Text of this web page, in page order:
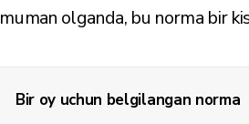
olganda, bu norma bir
Bir oy uchun belgilangan norma